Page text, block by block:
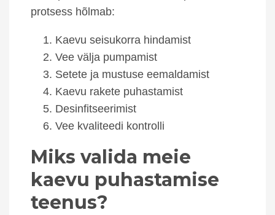
protsess hõlmab:
Kaevu seisukorra hindamist
Vee välja pumpamist
Setete ja mustuse eemaldamist
Kaevu rakete puhastamist
Desinfitseerimist
Vee kvaliteedi kontrolli
Miks valida meie
kaevu puhastamise
teenus?